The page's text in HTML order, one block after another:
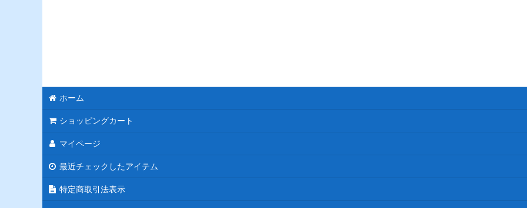
ホーム
ショッピングカート
マイページ
最近チェックしたアイテム
特定商取引法表示